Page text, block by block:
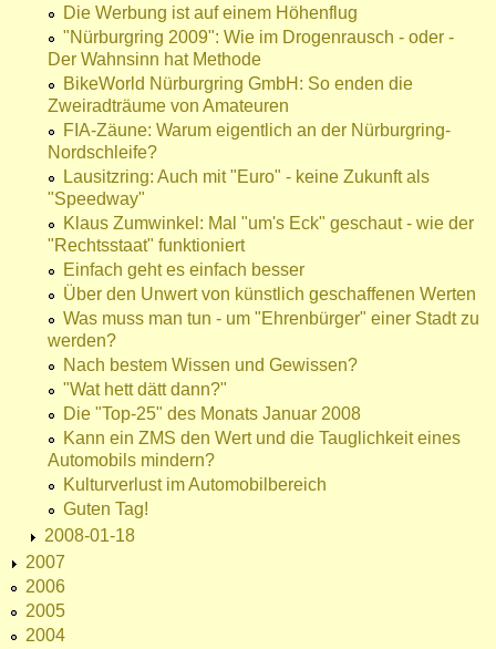
Die Werbung ist auf einem Höhenflug
"Nürburgring 2009": Wie im Drogenrausch - oder -
Der Wahnsinn hat Methode
BikeWorld Nürburgring GmbH: So enden die
Zweiradträume von Amateuren
FIA-Zäune: Warum eigentlich an der Nürburgring-
Nordschleife?
Lausitzring: Auch mit "Euro" - keine Zukunft als
"Speedway"
Klaus Zumwinkel: Mal "um's Eck" geschaut - wie der
"Rechtsstaat" funktioniert
Einfach geht es einfach besser
Über den Unwert von künstlich geschaffenen Werten
Was muss man tun - um "Ehrenbürger" einer Stadt zu
werden?
Nach bestem Wissen und Gewissen?
"Wat hett dätt dann?"
Die "Top-25" des Monats Januar 2008
Kann ein ZMS den Wert und die Tauglichkeit eines
Automobils mindern?
Kulturverlust im Automobilbereich
Guten Tag!
2008-01-18
2007
2006
2005
2004